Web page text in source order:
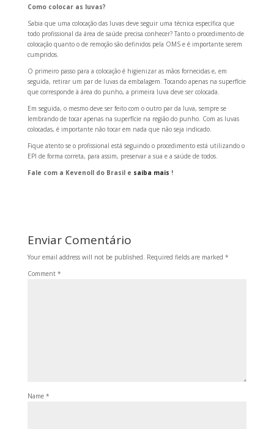
Como colocar as luvas?
Sabia que uma colocação das luvas deve seguir uma técnica específica que
todo profissional da área de saúde precisa conhecer? Tanto o procedimento de
colocação quanto o de remoção são definidos pela OMS e é importante serem
cumpridos.
O primeiro passo para a colocação é higienizar as mãos fornecidas e, em
seguida, retirar um par de luvas da embalagem. Tocando apenas na superfície
que corresponde à área do punho, a primeira luva deve ser colocada.
Em seguida, o mesmo deve ser feito com o outro par da luva, sempre se
lembrando de tocar apenas na superfície na região do punho. Com as luvas
colocadas, é importante não tocar em nada que não seja indicado.
Fique atento se o profissional está seguindo o procedimento está utilizando o
EPI de forma correta, para assim, preservar a sua e a saúde de todos.
Fale com a Kevenoll do Brasil e saiba mais !
Enviar Comentário
Your email address will not be published. Required fields are marked *
Comment *
Name *